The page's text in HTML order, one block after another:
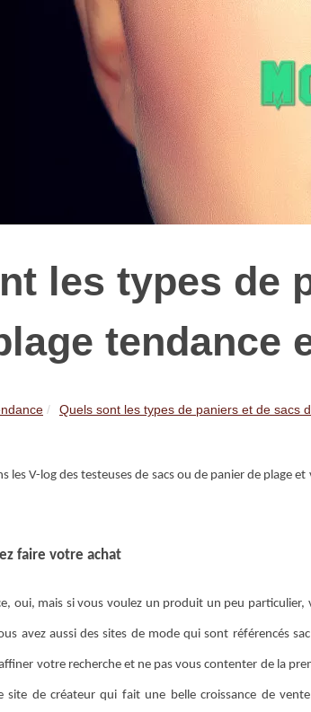
les types de
tendance
Quels sont les types de paniers et de sacs
les V-log des testeuses de sacs ou de panier de plage
faire votre achat
oui, mais si vous voulez un produit un peu
avez aussi des sites de mode qui sont référencés
votre recherche et ne pas vous contenter de la
site de créateur qui fait une belle croissance de